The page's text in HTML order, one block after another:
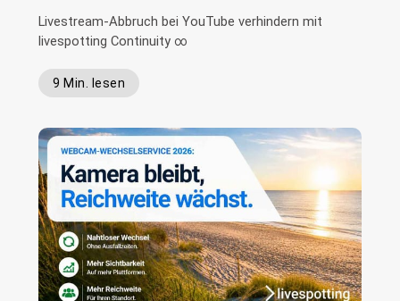
Livestream-Abbruch bei YouTube verhindern mit
livespotting Continuity ∞
9 Min. lesen